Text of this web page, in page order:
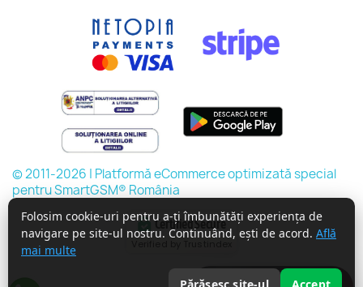
Folosim cookie-uri pentru a-ți îmbunătăți experiența de
navigare pe site-ul nostru. Continuând, ești de acord. Află
mai multe
Întreabă expertul
© 2011-2026 | Platformă eCommerce optimizată special
pentru SmartGSM® România
Certified Secure